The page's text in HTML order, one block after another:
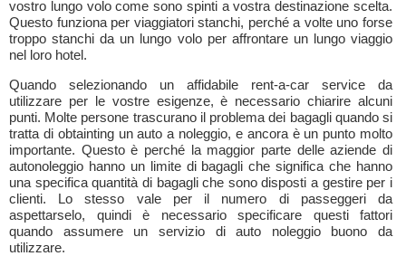
vostro lungo volo come sono spinti a vostra destinazione scelta.
Questo funziona per viaggiatori stanchi, perché a volte uno forse
troppo stanchi da un lungo volo per affrontare un lungo viaggio
nel loro hotel.
Quando selezionando un affidabile rent-a-car service da
utilizzare per le vostre esigenze, è necessario chiarire alcuni
punti. Molte persone trascurano il problema dei bagagli quando si
tratta di obtainting un auto a noleggio, e ancora è un punto molto
importante. Questo è perché la maggior parte delle aziende di
autonoleggio hanno un limite di bagagli che significa che hanno
una specifica quantità di bagagli che sono disposti a gestire per i
clienti. Lo stesso vale per il numero di passeggeri da
aspettarselo, quindi è necessario specificare questi fattori
quando assumere un servizio di auto noleggio buono da
utilizzare.